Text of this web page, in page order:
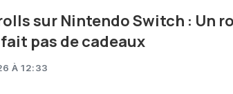
sur Nintendo Switch : Un
pas de cadeaux
À 12:33